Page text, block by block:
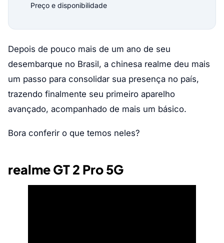
Preço e disponibilidade
Depois de pouco mais de um ano de seu
desembarque no Brasil, a chinesa realme deu mais
um passo para consolidar sua presença no país,
trazendo finalmente seu primeiro aparelho
avançado, acompanhado de mais um básico.
Bora conferir o que temos neles?
realme GT 2 Pro 5G